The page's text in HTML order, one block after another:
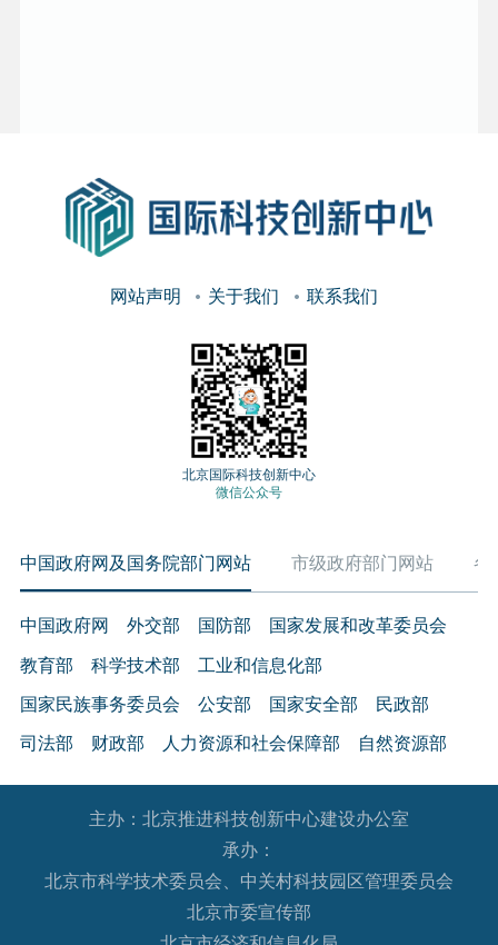
网站声明 关于我们 联系我们
北京国际科技创新中心
微信公众号
中国政府网及国务院部门网站 市级政府部门网站 各
中国政府网 外交部 国防部 国家发展和改革委员会
教育部 科学技术部 工业和信息化部
国家民族事务委员会 公安部 国家安全部 民政部
司法部 财政部 人力资源和社会保障部 自然资源部
生态环境部 住房和城乡建设部 交通运输部 水利部
农业农村部 商务部 文化和旅游部
退役军人事务部
国家语言文字工作委员会
国家航天局 国家原子能机构
主办：北京推进科技创新中心建设办公室
承办：
北京市科学技术委员会、中关村科技园区管理委员会
北京市委宣传部